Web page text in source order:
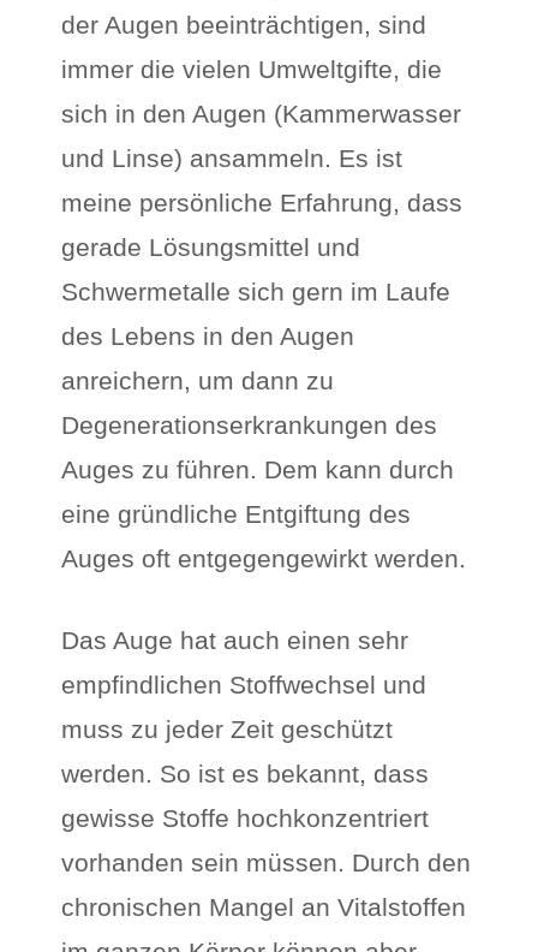
der Augen beeinträchtigen, sind
immer die vielen Umweltgifte, die
sich in den Augen (Kammerwasser
und Linse) ansammeln. Es ist
meine persönliche Erfahrung, dass
gerade Lösungsmittel und
Schwermetalle sich gern im Laufe
des Lebens in den Augen
anreichern, um dann zu
Degenerationserkrankungen des
Auges zu führen. Dem kann durch
eine gründliche Entgiftung des
Auges oft entgegengewirkt werden.
Das Auge hat auch einen sehr
empfindlichen Stoffwechsel und
muss zu jeder Zeit geschützt
werden. So ist es bekannt, dass
gewisse Stoffe hochkonzentriert
vorhanden sein müssen. Durch den
chronischen Mangel an Vitalstoffen